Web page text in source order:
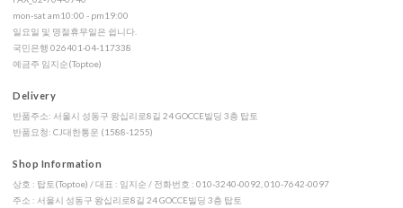
mon-sat am10:00 - pm19:00
일요일 및 명절휴무일은 쉽니다.
국민은행 026401-04-117338
예금주 임지순(Toptoe)
Delivery
반품주소: 서울시 성동구 왕십리로8길 24 GOCCE빌딩 3층 탑토
반품요청: CJ대한통운 (1588-1255)
Shop Information
상호 : 탑토(Toptoe) / 대표 : 임지순 / 전화번호 : 010-3240-0092, 010-7642-0097
주소 : 서울시 성동구 왕십리로8길 24 GOCCE빌딩 3층 탑토